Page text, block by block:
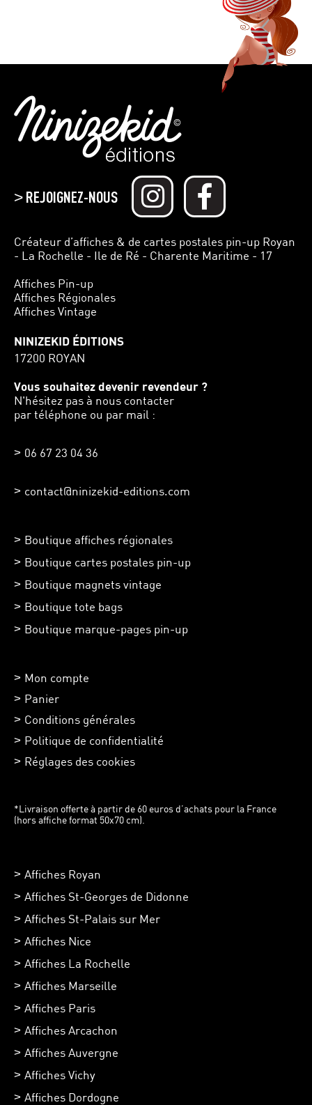
>REJOIGNEZ-NOUS
Créateur d’affiches & de cartes postales pin-up Royan
- La Rochelle - Ile de Ré - Charente Maritime - 17
Affiches Pin-up
Affiches Régionales
Affiches Vintage
NINIZEKID ÉDITIONS
17200 ROYAN
Vous souhaitez devenir revendeur ?
N'hésitez pas à nous contacter
par téléphone ou par mail :
06 67 23 04 36
contact@ninizekid-editions.com
Boutique affiches régionales
Boutique cartes postales pin-up
Boutique magnets vintage
Boutique tote bags
Boutique marque-pages pin-up
Mon compte
Panier
Conditions générales
Politique de confidentialité
Réglages des cookies
*Livraison offerte à partir de 60 euros d’achats pour la France
(hors affiche format 50x70 cm).
Affiches Royan
Affiches St-Georges de Didonne
Affiches St-Palais sur Mer
Affiches Nice
Affiches La Rochelle
Affiches Marseille
Affiches Paris
Affiches Arcachon
Affiches Auvergne
Affiches Vichy
Affiches Dordogne